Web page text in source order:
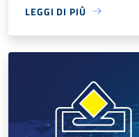
LEGGI DI PIÙ